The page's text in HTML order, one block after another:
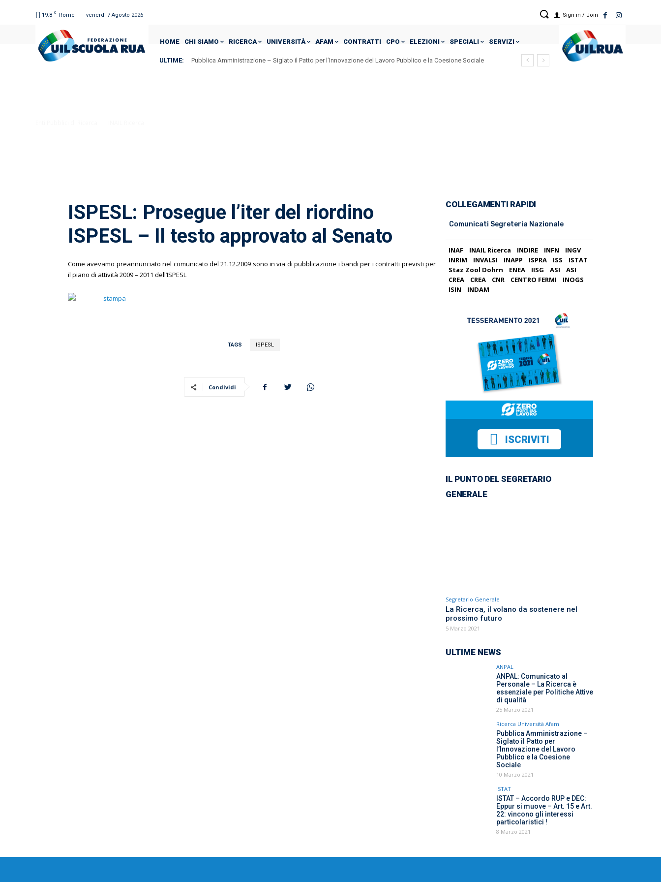
19.8 C Rome venerdì 7 Agosto 2026 Sign in / Join
HOME CHI SIAMO RICERCA UNIVERSITÀ AFAM CONTRATTI CPO ELEZIONI SPECIALI SERVIZI
ULTIME: Pubblica Amministrazione – Siglato il Patto per l’Innovazione del Lavoro Pubblico e la Coesione Sociale
ISTAT – Accordo RUP e DEC: Eppur si muove – Art. 15 e Art. 22: vincono gli interessi particolaristici !
ISPESL: Prosegue l’iter del riordino
ISPESL – Il testo approvato al Senato
Come avevamo preannunciato nel comunicato del 21.12.2009 sono in via di pubblicazione i bandi per i contratti previsti per
il piano di attività 2009 – 2011 dell’ISPESL
TAGS ISPESL
Condividi
COLLEGAMENTI RAPIDI
Comunicati Segreteria Nazionale
INAF INAIL Ricerca INDIRE INFN
INGV
INRIM
INVALSI INAPP ISPRA ISS
ISTAT
Staz Zool Dohrn
ENEA IISG ASI
ASI
CREA
CREA CNR CENTRO FERMI
INOGS
ISIN
INDAM
ISCRIVITI
IL PUNTO DEL SEGRETARIO
GENERALE
Segretario Generale
La Ricerca, il volano da sostenere nel
prossimo futuro
5 Marzo 2021
ULTIME NEWS
ANPAL
ANPAL: Comunicato al
Personale – La Ricerca è
essenziale per Politiche Attive
di qualità
25 Marzo 2021
Ricerca Università Afam
Pubblica Amministrazione –
Siglato il Patto per
l’Innovazione del Lavoro
Pubblico e la Coesione
Sociale
10 Marzo 2021
ISTAT
ISTAT – Accordo RUP e DEC:
Eppur si muove – Art. 15 e Art.
22: vincono gli interessi
particolaristici !
8 Marzo 2021